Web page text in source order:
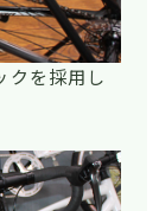
クを採用し